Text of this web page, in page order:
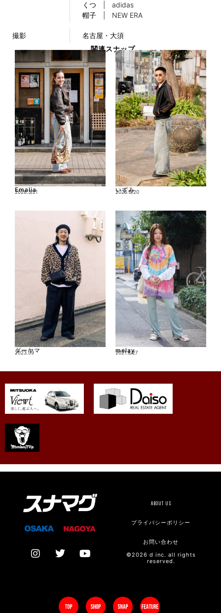
くつ | adidas
帽子 | NEW ERA
撮影
名古屋・大須
関連スナップ
Emalia
2026.3/21 いずみ
2026.3/20
ダーヤマ
2023.1/9 melay
2021.8/27
ABOUT US
プライバシーポリシー
お問い合わせ
©2026 d inc. all rights
reserved.